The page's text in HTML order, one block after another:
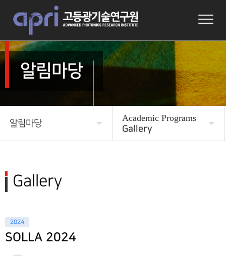
알림마당
알림마당
연구
알림마당
Academic Programs
Gallery
Gallery
2024
SOLLA 2024